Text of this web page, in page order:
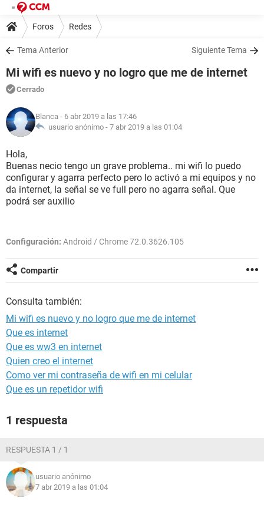
Foros Redes
Tema Anterior Siguiente Tema
Mi wifi es nuevo y no logro que me de internet
Cerrado
Blanca - 6 abr 2019 a las 17:46
usuario anónimo - 7 abr 2019 a las 01:04
Hola,
Buenas necio tengo un grave problema.. mi wifi lo puedo
configurar y agarra perfecto pero lo activó a mi equipos y no
da internet, la señal se ve full pero no agarra señal. Que
podrá ser auxilio
Configuración: Android / Chrome 72.0.3626.105
Compartir
Consulta también:
Mi wifi es nuevo y no logro que me de internet
Que es internet
Que es ww3 en internet
Quien creo el internet
Como ver mi contraseña de wifi en mi celular
Que es un repetidor wifi
1 respuesta
RESPUESTA 1 / 1
usuario anónimo
7 abr 2019 a las 01:04